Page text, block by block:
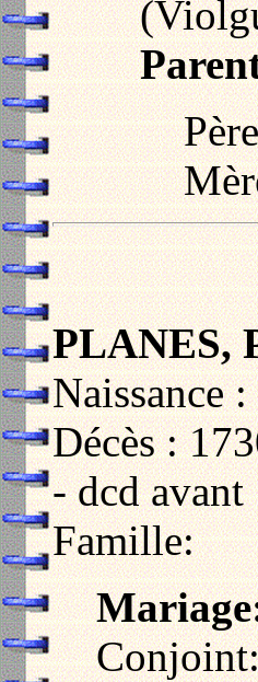
PLANES,
Naissance
Décès :
- dcd avant
Famille: